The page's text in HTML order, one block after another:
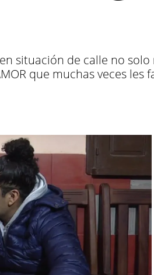
situación de calle no
que muchas veces les